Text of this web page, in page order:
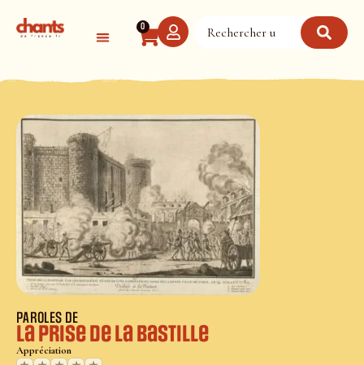
0
PAROLES DE
La prise de la Bastille
Appréciation